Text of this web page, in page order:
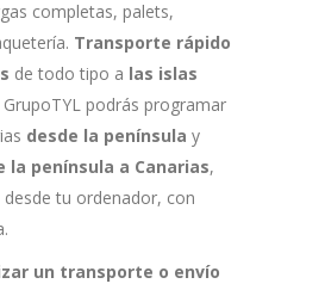
completas, palets,
Transporte rápido
de todo tipo a las islas
GrupoTYL podrás programar
desde la península y
la península a Canarias,
tu ordenador, con
un transporte o envío